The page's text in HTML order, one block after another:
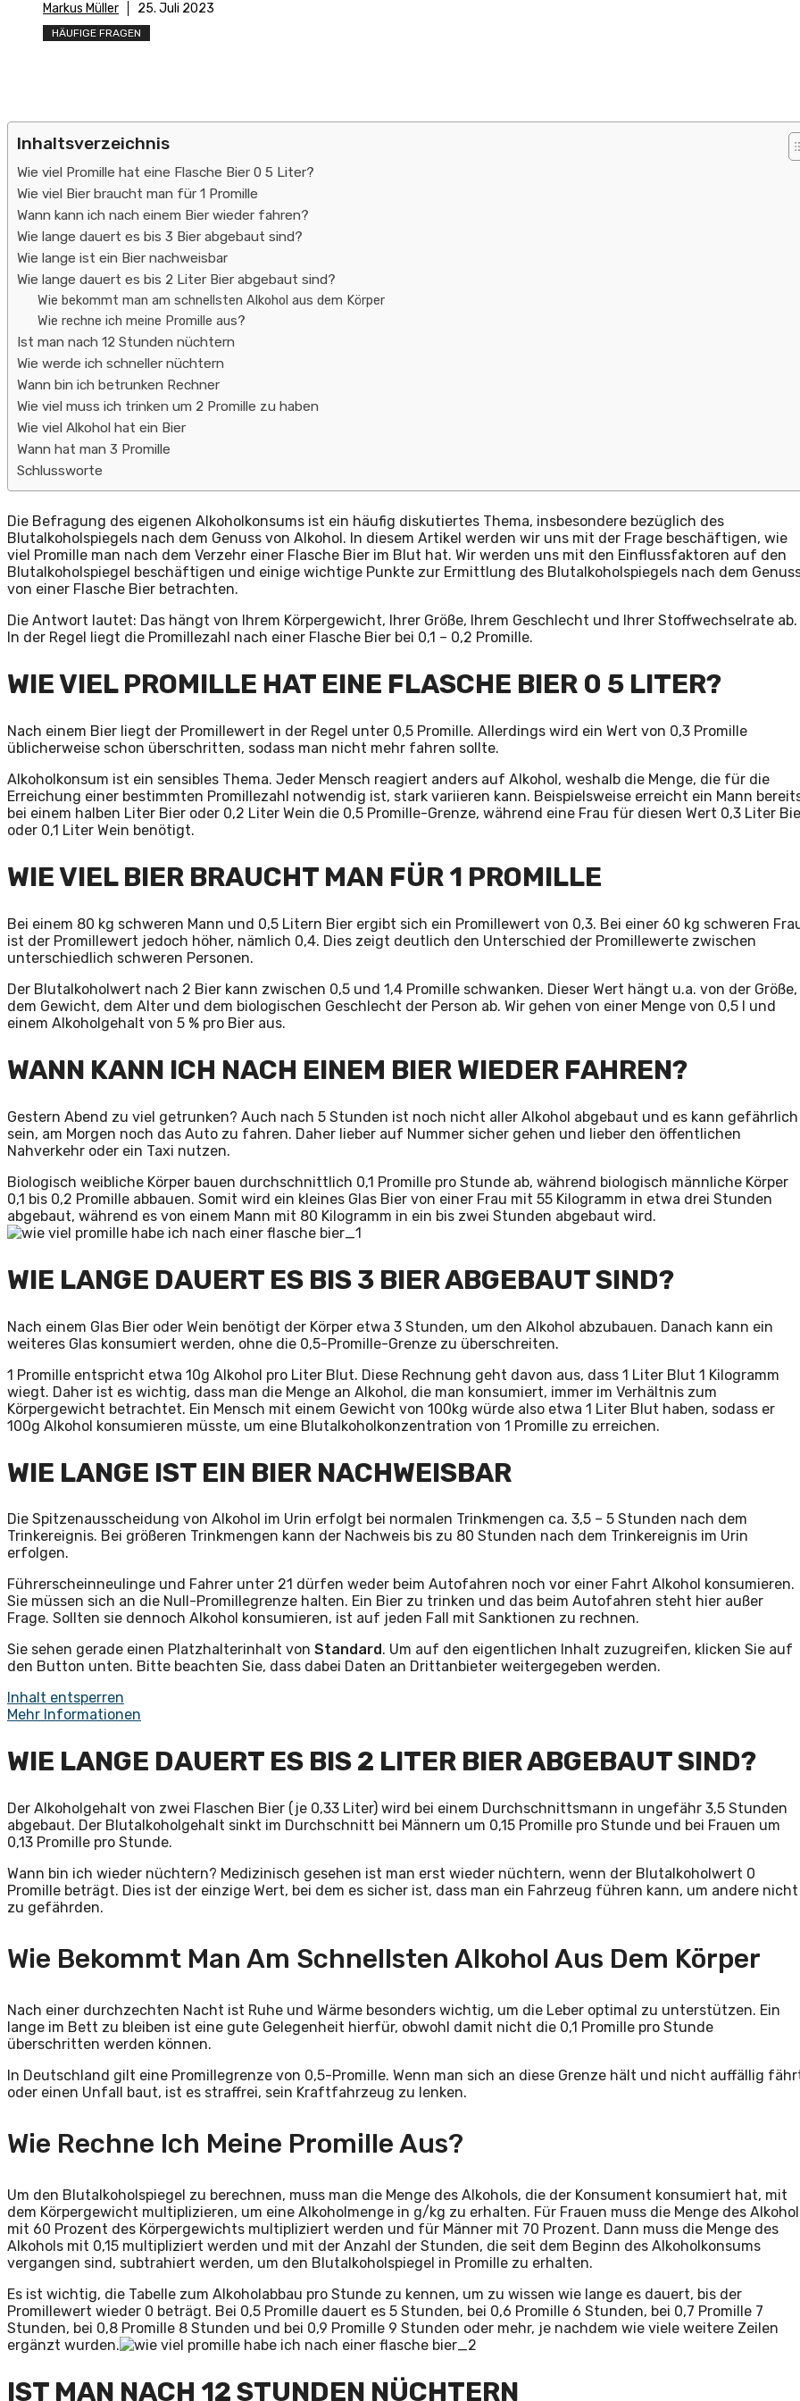
Markus Müller 25. Juli 2023
HÄUFIGE FRAGEN
Inhaltsverzeichnis
Wie viel Promille hat eine Flasche Bier 0 5 Liter?
Wie viel Bier braucht man für 1 Promille
Wann kann ich nach einem Bier wieder fahren?
Wie lange dauert es bis 3 Bier abgebaut sind?
Wie lange ist ein Bier nachweisbar
Wie lange dauert es bis 2 Liter Bier abgebaut sind?
Wie bekommt man am schnellsten Alkohol aus dem Körper
Wie rechne ich meine Promille aus?
Ist man nach 12 Stunden nüchtern
Wie werde ich schneller nüchtern
Wann bin ich betrunken Rechner
Wie viel muss ich trinken um 2 Promille zu haben
Wie viel Alkohol hat ein Bier
Wann hat man 3 Promille
Schlussworte
Die Befragung des eigenen Alkoholkonsums ist ein häufig diskutiertes Thema, insbesondere bezüglich des
Blutalkoholspiegels nach dem Genuss von Alkohol. In diesem Artikel werden wir uns mit der Frage beschäftigen, wie
viel Promille man nach dem Verzehr einer Flasche Bier im Blut hat. Wir werden uns mit den Einflussfaktoren auf den
Blutalkoholspiegel beschäftigen und einige wichtige Punkte zur Ermittlung des Blutalkoholspiegels nach dem
von einer Flasche Bier betrachten.
Die Antwort lautet: Das hängt von Ihrem Körpergewicht, Ihrer Größe, Ihrem Geschlecht und Ihrer Stoffwechselrate ab.
In der Regel liegt die Promillezahl nach einer Flasche Bier bei 0,1 – 0,2 Promille.
WIE VIEL PROMILLE HAT EINE FLASCHE BIER 0 5 LITER?
Nach einem Bier liegt der Promillewert in der Regel unter 0,5 Promille. Allerdings wird ein Wert von 0,3 Promille
üblicherweise schon überschritten, sodass man nicht mehr fahren sollte.
Alkoholkonsum ist ein sensibles Thema. Jeder Mensch reagiert anders auf Alkohol, weshalb die Menge, die für die
Erreichung einer bestimmten Promillezahl notwendig ist, stark variieren kann. Beispielsweise erreicht ein Mann
bei einem halben Liter Bier oder 0,2 Liter Wein die 0,5 Promille-Grenze, während eine Frau für diesen Wert 0,3 Liter
oder 0,1 Liter Wein benötigt.
WIE VIEL BIER BRAUCHT MAN FÜR 1 PROMILLE
Bei einem 80 kg schweren Mann und 0,5 Litern Bier ergibt sich ein Promillewert von 0,3. Bei einer 60 kg schweren
ist der Promillewert jedoch höher, nämlich 0,4. Dies zeigt deutlich den Unterschied der Promillewerte zwischen
unterschiedlich schweren Personen.
Der Blutalkoholwert nach 2 Bier kann zwischen 0,5 und 1,4 Promille schwanken. Dieser Wert hängt u.a. von der Größe,
dem Gewicht, dem Alter und dem biologischen Geschlecht der Person ab. Wir gehen von einer Menge von 0,5 l und
einem Alkoholgehalt von 5 % pro Bier aus.
WANN KANN ICH NACH EINEM BIER WIEDER FAHREN?
Gestern Abend zu viel getrunken? Auch nach 5 Stunden ist noch nicht aller Alkohol abgebaut und es kann gefährlich
sein, am Morgen noch das Auto zu fahren. Daher lieber auf Nummer sicher gehen und lieber den öffentlichen
Nahverkehr oder ein Taxi nutzen.
Biologisch weibliche Körper bauen durchschnittlich 0,1 Promille pro Stunde ab, während biologisch männliche Körper
0,1 bis 0,2 Promille abbauen. Somit wird ein kleines Glas Bier von einer Frau mit 55 Kilogramm in etwa drei Stunden
abgebaut, während es von einem Mann mit 80 Kilogramm in ein bis zwei Stunden abgebaut wird.
WIE LANGE DAUERT ES BIS 3 BIER ABGEBAUT SIND?
Nach einem Glas Bier oder Wein benötigt der Körper etwa 3 Stunden, um den Alkohol abzubauen. Danach kann ein
weiteres Glas konsumiert werden, ohne die 0,5-Promille-Grenze zu überschreiten.
1 Promille entspricht etwa 10g Alkohol pro Liter Blut. Diese Rechnung geht davon aus, dass 1 Liter Blut 1 Kilogramm
wiegt. Daher ist es wichtig, dass man die Menge an Alkohol, die man konsumiert, immer im Verhältnis zum
Körpergewicht betrachtet. Ein Mensch mit einem Gewicht von 100kg würde also etwa 1 Liter Blut haben, sodass er
100g Alkohol konsumieren müsste, um eine Blutalkoholkonzentration von 1 Promille zu erreichen.
WIE LANGE IST EIN BIER NACHWEISBAR
Die Spitzenausscheidung von Alkohol im Urin erfolgt bei normalen Trinkmengen ca. 3,5 – 5 Stunden nach dem
Trinkereignis. Bei größeren Trinkmengen kann der Nachweis bis zu 80 Stunden nach dem Trinkereignis im Urin
erfolgen.
Führerscheinneulinge und Fahrer unter 21 dürfen weder beim Autofahren noch vor einer Fahrt Alkohol konsumieren.
Sie müssen sich an die Null-Promillegrenze halten. Ein Bier zu trinken und das beim Autofahren steht hier außer
Frage. Sollten sie dennoch Alkohol konsumieren, ist auf jeden Fall mit Sanktionen zu rechnen.
Sie sehen gerade einen Platzhalterinhalt von Standard . Um auf den eigentlichen Inhalt zuzugreifen, klicken Sie auf
den Button unten. Bitte beachten Sie, dass dabei Daten an Drittanbieter weitergegeben werden.
Inhalt entsperren
Mehr Informationen
WIE LANGE DAUERT ES BIS 2 LITER BIER ABGEBAUT SIND?
Der Alkoholgehalt von zwei Flaschen Bier (je 0,33 Liter) wird bei einem Durchschnittsmann in ungefähr 3,5 Stunden
abgebaut. Der Blutalkoholgehalt sinkt im Durchschnitt bei Männern um 0,15 Promille pro Stunde und bei Frauen um
0,13 Promille pro Stunde.
Wann bin ich wieder nüchtern? Medizinisch gesehen ist man erst wieder nüchtern, wenn der Blutalkoholwert 0
Promille beträgt. Dies ist der einzige Wert, bei dem es sicher ist, dass man ein Fahrzeug führen kann, um andere nicht
zu gefährden.
Wie Bekommt Man Am Schnellsten Alkohol Aus Dem Körper
Nach einer durchzechten Nacht ist Ruhe und Wärme besonders wichtig, um die Leber optimal zu unterstützen. Ein
lange im Bett zu bleiben ist eine gute Gelegenheit hierfür, obwohl damit nicht die 0,1 Promille pro Stunde
überschritten werden können.
In Deutschland gilt eine Promillegrenze von 0,5-Promille. Wenn man sich an diese Grenze hält und nicht auffällig
oder einen Unfall baut, ist es straffrei, sein Kraftfahrzeug zu lenken.
Wie Rechne Ich Meine Promille Aus?
Um den Blutalkoholspiegel zu berechnen, muss man die Menge des Alkohols, die der Konsument konsumiert hat, mit
dem Körpergewicht multiplizieren, um eine Alkoholmenge in g/kg zu erhalten. Für Frauen muss die Menge des
mit 60 Prozent des Körpergewichts multipliziert werden und für Männer mit 70 Prozent. Dann muss die Menge des
Alkohols mit 0,15 multipliziert werden und mit der Anzahl der Stunden, die seit dem Beginn des Alkoholkonsums
vergangen sind, subtrahiert werden, um den Blutalkoholspiegel in Promille zu erhalten.
Es ist wichtig, die Tabelle zum Alkoholabbau pro Stunde zu kennen, um zu wissen wie lange es dauert, bis der
Promillewert wieder 0 beträgt. Bei 0,5 Promille dauert es 5 Stunden, bei 0,6 Promille 6 Stunden, bei 0,7 Promille 7
Stunden, bei 0,8 Promille 8 Stunden und bei 0,9 Promille 9 Stunden oder mehr, je nachdem wie viele weitere Zeilen
ergänzt wurden.
IST MAN NACH 12 STUNDEN NÜCHTERN